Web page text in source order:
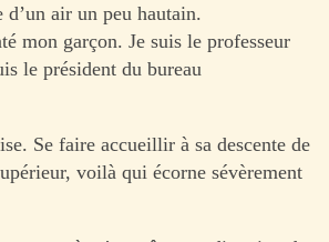
air un peu hautain.
mon garçon. Je suis le professeur
le président du bureau
Se faire accueillir à sa descente de
voilà qui écorne sévèrement